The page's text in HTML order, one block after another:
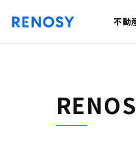
不動